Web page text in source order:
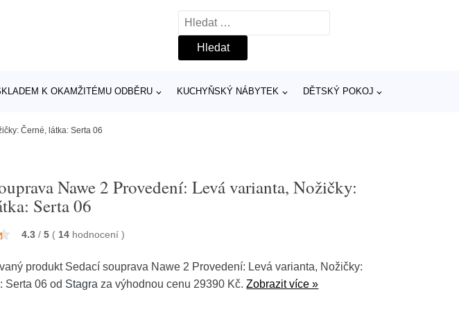
Vyhledávání
K OKAMŽITÉMU ODBĚRU KUCHYŇSKÝ NÁBYTEK DĚTSKÝ POKOJ
Černé, látka: Serta 06
Nawe 2 Provedení: Levá varianta, Nožičky:
Serta 06
4.3 / 5 ( 14 hodnocení)
produkt Sedací souprava Nawe 2 Provedení: Levá varianta, Nožičky:
Serta 06 od Stagra za výhodnou cenu 29390 Kč.Zobrazit více »